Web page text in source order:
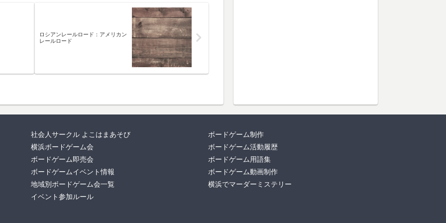
ロシアンレールロード：アメリカン
レールロード
社会人サークル よこはまあそび
横浜ボードゲーム会
ボードゲーム即売会
ボードゲームイベント情報
地域別ボードゲーム会一覧
イベント参加ルール
ボードゲーム制作
ボードゲーム活動履歴
ボードゲーム用語集
ボードゲーム動画制作
横浜でマーダーミステリー